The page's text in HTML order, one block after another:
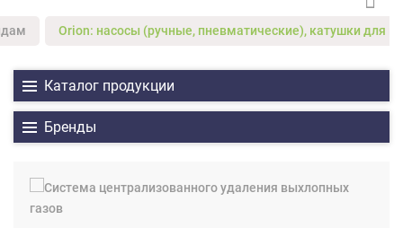
Orion: насосы (ручные, пневматические), катушки для
Каталог продукции
Бренды